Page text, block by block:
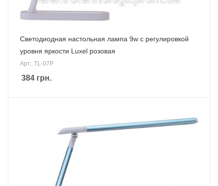
Светодиодная настольная лампа 9w с регулировкой
уровня яркости Luxel розовая
Арт.: TL-07P
384 грн.